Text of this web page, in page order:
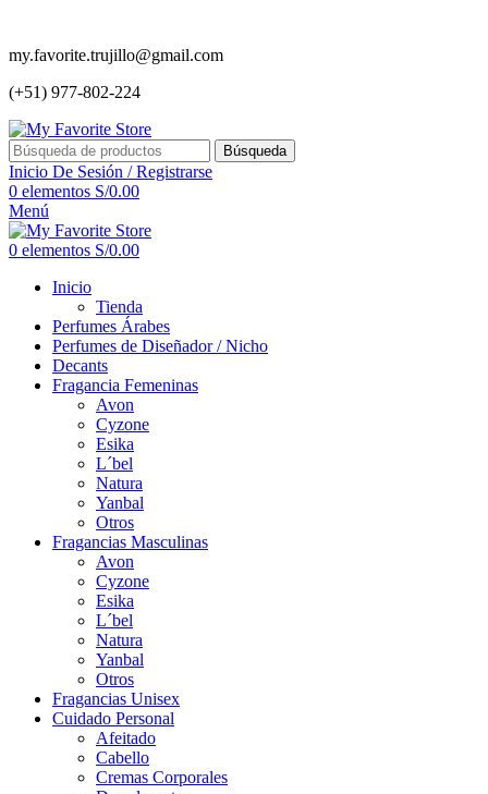
my.favorite.trujillo@gmail.com
(+51) 977-802-224
Búsqueda
Inicio De Sesión / Registrarse
0 elementos S/0.00
Menú
0 elementos S/0.00
Inicio
Tienda
Perfumes Árabes
Perfumes de Diseñador / Nicho
Decants
Fragancia Femeninas
Avon
Cyzone
Esika
L´bel
Natura
Yanbal
Otros
Fragancias Masculinas
Avon
Cyzone
Esika
L´bel
Natura
Yanbal
Otros
Fragancias Unisex
Cuidado Personal
Afeitado
Cabello
Cremas Corporales